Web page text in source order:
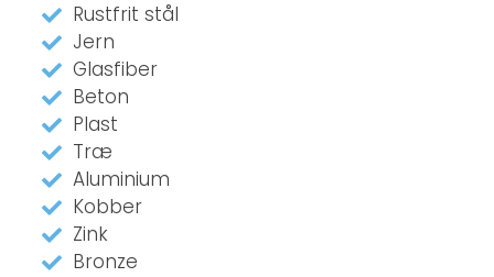
Rustfrit stål
Jern
Glasfiber
Beton
Plast
Træ
Aluminium
Kobber
Zink
Bronze​